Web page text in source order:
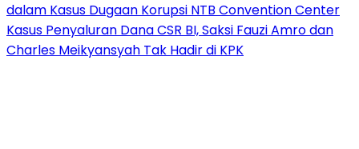
dalam Kasus Dugaan Korupsi NTB Convention Center
Kasus Penyaluran Dana CSR BI, Saksi Fauzi Amro dan
Charles Meikyansyah Tak Hadir di KPK